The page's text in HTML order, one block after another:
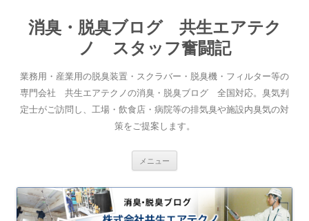
消臭・脱臭ブログ 共生エアテク
ノ スタッフ奮闘記
業務用・産業用の脱臭装置・スクラバー・脱臭機・フィルター等の
専門会社 共生エアテクノの消臭・脱臭ブログ 全国対応。臭気判
定士がご訪問し、工場・飲食店・病院等の排気臭や施設内臭気の対
策をご提案します。
メニュー